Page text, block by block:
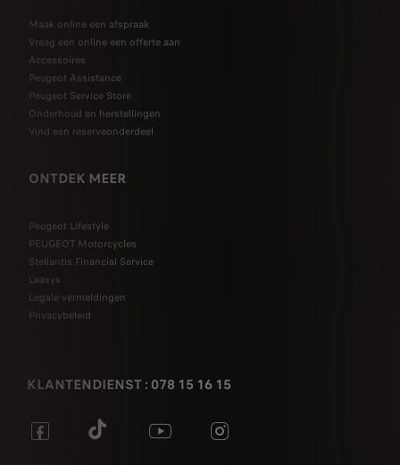
Maak online een afspraak
Vraag een online een offerte aan
Accessoires
Peugeot Assistance
Peugeot Service Store
Onderhoud en herstellingen
Vind een reserveonderdeel
ONTDEK MEER
Peugeot Lifestyle
PEUGEOT Motorcycles
Stellantis Financial Service
Leasys
Legale vermeldingen
Privacybeleid
KLANTENDIENST : 078 15 16 15